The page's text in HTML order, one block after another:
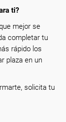
ti?
mejor se
completar tu
rápido los
plaza en un
solicita tu